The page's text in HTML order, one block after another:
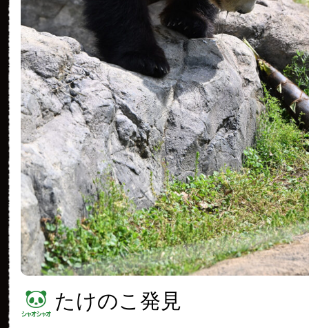
たけのこ発見